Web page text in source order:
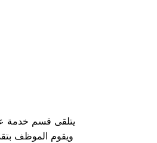
يتلقى قسم خدمة
ويقوم الموظف